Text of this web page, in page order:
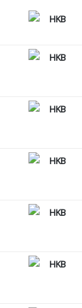
HKB
HKB
HKB
HKB
HKB
HKB